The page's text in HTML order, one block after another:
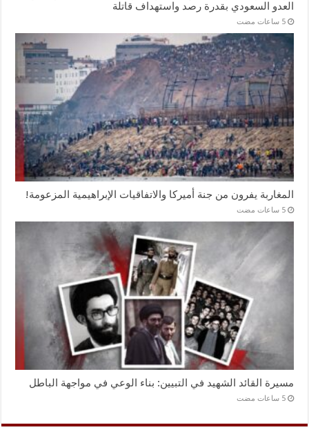
العدو السعودي بقدرة رصد واستهداف قاتلة
‏5 ساعات مضت
المغاربة يفرون من جنة أميركا والاتفاقيات الإبراهيمية المزعومة!
‏5 ساعات مضت
مسيرة القائد الشهيد في التبيين: بناء الوعي في مواجهة الباطل
‏5 ساعات مضت